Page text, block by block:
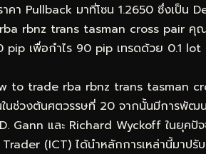
าคา Pullback มาที่โซน 1.2650 ซึ่งเป็น
rbnz trans tasman cross pair คุณ
pip เพื่อกำไร 90 pip เทรดด้วย 0.1 lot
to trade rba rbnz trans tasman
วงต้นศตวรรษที่ 20 จากนั้นมีการพัฒน
Gann และ Richard Wyckoff ในยุค
(ICT) ได้นำหลักการเหล่านี้มาปรับ